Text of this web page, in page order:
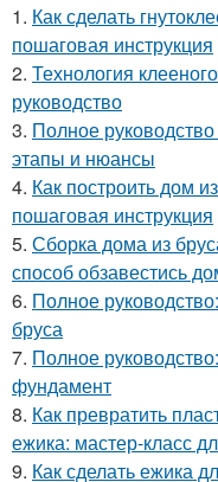
1. Как сделать
пошаговая инструкция
2. Технология
руководство
3. Полное
этапы и нюансы
4. Как построить дом
пошаговая инструкция
5. Сборка дома из
способ обзавестись
6. Полное
бруса
7. Полное
фундамент
8. Как превратить
ежика: мастер-класс
9. Как сделать ежика